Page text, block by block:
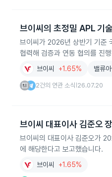
브이씨의 초정밀 APL 기
브이씨가 2026년 상반기 기준
협력해 검증과 연동 협의를 진
브이씨 +1.65% 밸류
2건의 연관 소식 26.07.20
브이씨 대표이사 김준오
브이씨의 대표이사 김준오가
에 해당한다고 보고했습니다.
브이씨 +1.65%